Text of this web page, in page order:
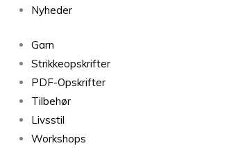
Nyheder
Garn
Strikkeopskrifter
PDF-Opskrifter
Tilbehør
Livsstil
Workshops